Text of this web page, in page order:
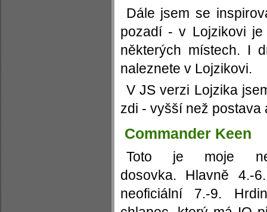
Dále jsem se
pozadí - v Lojzikovi
některých místech. I
naleznete v Lojzikovi.
V JS verzi Lojzika
zdi - vyšší než postava
Commander Keen
Toto je moje
dosovka. Hlavně 4.-
neoficiální 7.-9.